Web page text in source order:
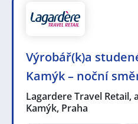
Výrobář(k)a
Kamýk – noční
Lagardere Travel Retail,
Kamýk, Praha